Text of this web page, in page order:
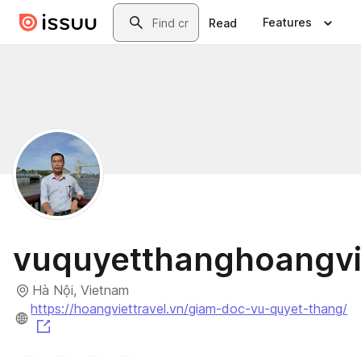
Skip to main contentSearch
Read Features
Hà Nội, Vietnam
https://hoangviettravel.vn/giam-doc-vu-quyet-thang/